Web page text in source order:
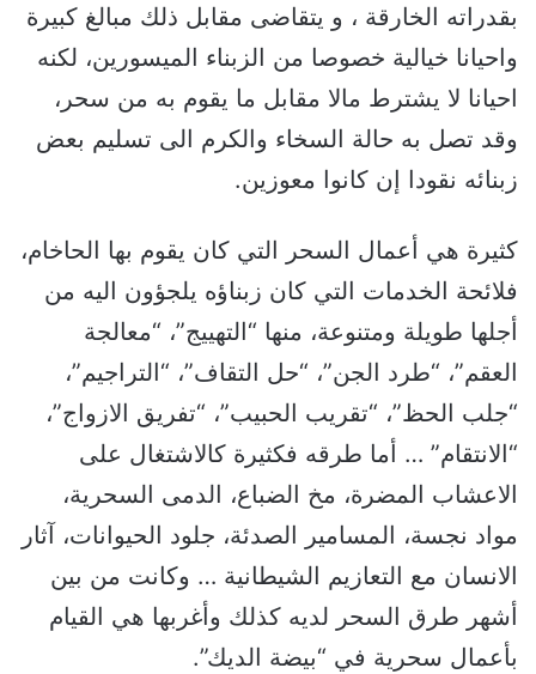
بقدراته الخارقة ، و يتقاضى مقابل ذلك مبالغ كبيرة
واحيانا خيالية خصوصا من الزبناء الميسورين، لكنه
احيانا لا يشترط مالا مقابل ما يقوم به من سحر،
وقد تصل به حالة السخاء والكرم الى تسليم بعض
زبنائه نقودا إن كانوا معوزين.
كثيرة هي أعمال السحر التي كان يقوم بها الحاخام،
فلائحة الخدمات التي كان زبناؤه يلجؤون اليه من
أجلها طويلة ومتنوعة، منها “التهييج”، “معالجة
العقم”، “طرد الجن”، “حل التقاف”، “التراجيم”،
“جلب الحظ”، “تقريب الحبيب”، “تفريق الازواج”،
“الانتقام” … أما طرقه فكثيرة كالاشتغال على
الاعشاب المضرة، مخ الضباع، الدمى السحرية،
مواد نجسة، المسامير الصدئة، جلود الحيوانات، آثار
الانسان مع التعازيم الشيطانية … وكانت من بين
أشهر طرق السحر لديه كذلك وأغربها هي القيام
بأعمال سحرية في “بيضة الديك”.